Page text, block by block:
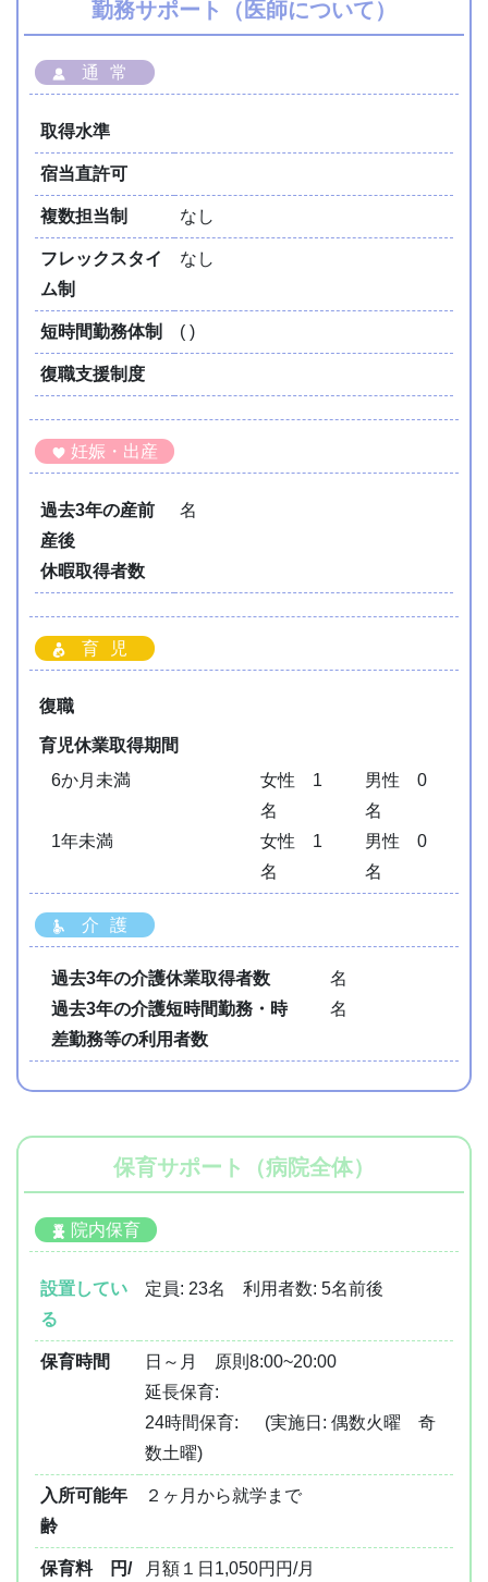
勤務サポート（医師について）
通常
取得水準
宿当直許可
複数担当制 なし
フレックスタイ
ム制
なし
短時間勤務体制 ( )
復職支援制度
妊娠・出産
過去3年の産前
産後
休暇取得者数
名
育児
復職
育児休業取得期間
6か月未満
女性 1
名
男性 0
名
1年未満
女性 1
名
男性 0
名
介護
過去3年の介護休業取得者数
名
過去3年の介護短時間勤務・時
差勤務等の利用者数
名
保育サポート（病院全体）
院内保育
設置してい
る
定員: 23名 利用者数: 5名前後
保育時間
日～月 原則8:00~20:00
延長保育:
24時間保育:
(実施日: 偶数火曜 奇
数土曜)
入所可能年
齢
２ヶ月から就学まで
保育料 円/
月額１日1,050円円/月